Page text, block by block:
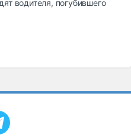
водителя, погубившего